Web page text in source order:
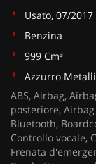
Usato, 07/2017
Benzina
999 Cm³
Azzurro
ABS, Airbag,
posteriore,
Bluetooth,
Controllo vocale,
Frenata